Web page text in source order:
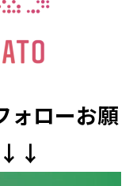
ローお願
↓↓